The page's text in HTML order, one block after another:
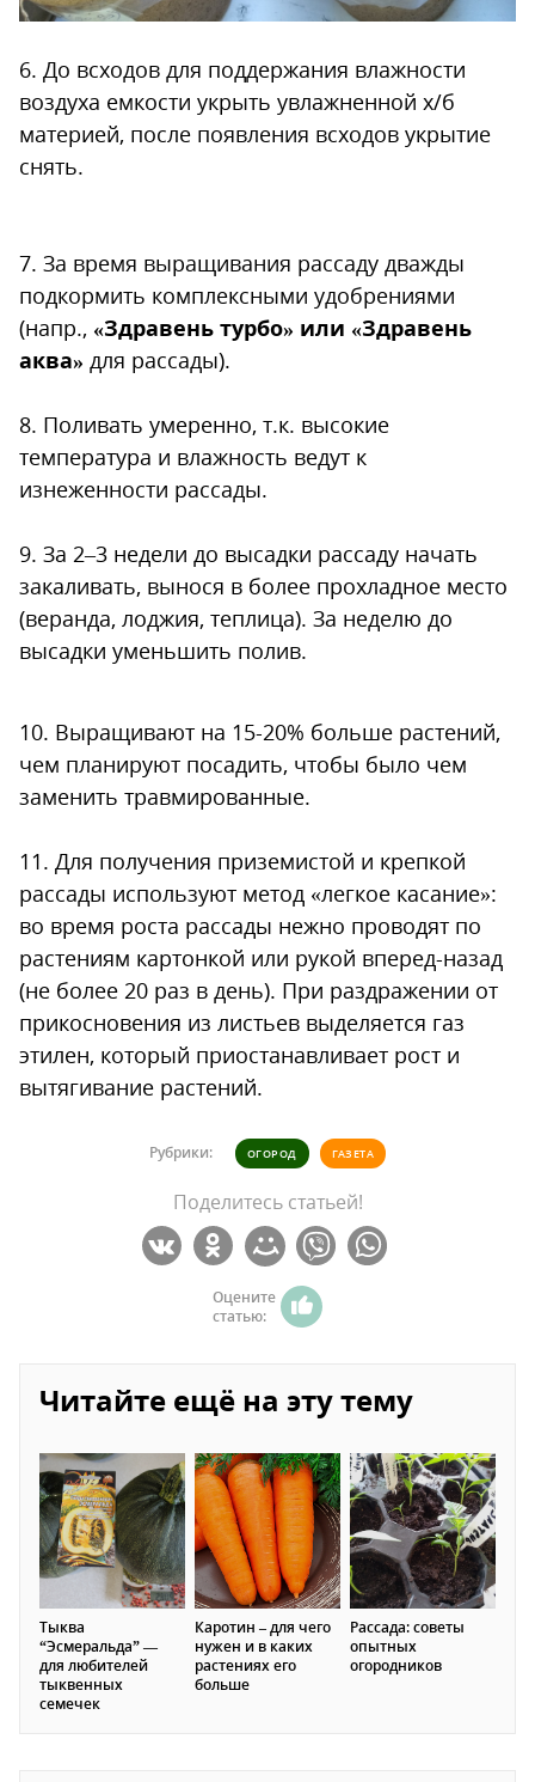
6. До всходов для поддержания влажности
воздуха емкости укрыть увлажненной х/б
материей, после появления всходов укрытие
снять.
7. За время выращивания рассаду дважды
подкормить комплексными удобрениями
(напр., «Здравень турбо» или «Здравень
аква» для рассады).
8. Поливать умеренно, т.к. высокие
температура и влажность ведут к
изнеженности рассады.
9. За 2–3 недели до высадки рассаду начать
закаливать, вынося в более прохладное место
(веранда, лоджия, теплица). За неделю до
высадки уменьшить полив.
10. Выращивают на 15-20% больше растений,
чем планируют посадить, чтобы было чем
заменить травмированные.
11. Для получения приземистой и крепкой
рассады используют метод «легкое касание»:
во время роста рассады нежно проводят по
растениям картонкой или рукой вперед-назад
(не более 20 раз в день). При раздражении от
прикосновения из листьев выделяется газ
этилен, который приостанавливает рост и
вытягивание растений.
Рубрики: ОГОРОД ГАЗЕТА
Поделитесь статьей!
Оцените
статью:
Читайте ещё на эту тему
Тыква
“Эсмеральда” —
для любителей
тыквенных
семечек
Каротин – для чего
нужен и в каких
растениях его
больше
Рассада: советы
опытных
огородников